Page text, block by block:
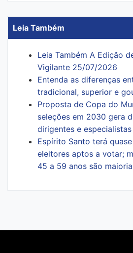
Leia Também
Leia Também A Edição
Vigilante 25/07/2026
Entenda as diferenças
tradicional, superior e
Proposta de Copa do
seleções em 2030 gera
dirigentes e especialistas
Espírito Santo terá
eleitores aptos a votar;
45 a 59 anos são maioria